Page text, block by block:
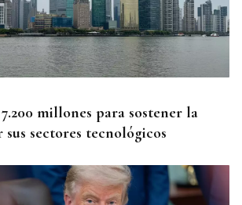
millones para sostener la
sectores tecnológicos